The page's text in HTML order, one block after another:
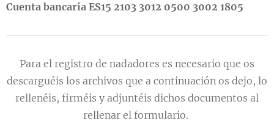
Cuenta bancaria ES15 2103 3012 0500 3002 1805
Para el registro de nadadores es necesario que os
descarguéis los archivos que a continuación os dejo, lo
rellenéis, firméis y adjuntéis dichos documentos al
rellenar el formulario.